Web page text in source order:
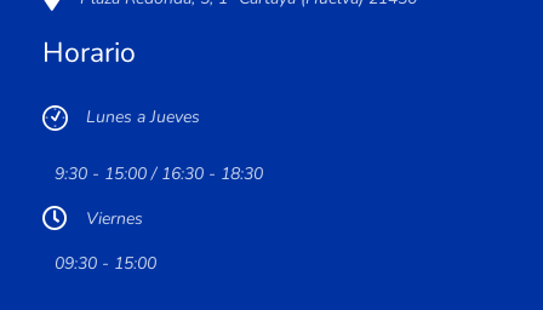
Horario
Lunes a Jueves
9:30 - 15:00 / 16:30 - 18:30
Viernes
09:30 - 15:00